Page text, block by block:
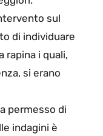
sul
di individuare
rapina i quali,
si erano
permesso di
indagini è